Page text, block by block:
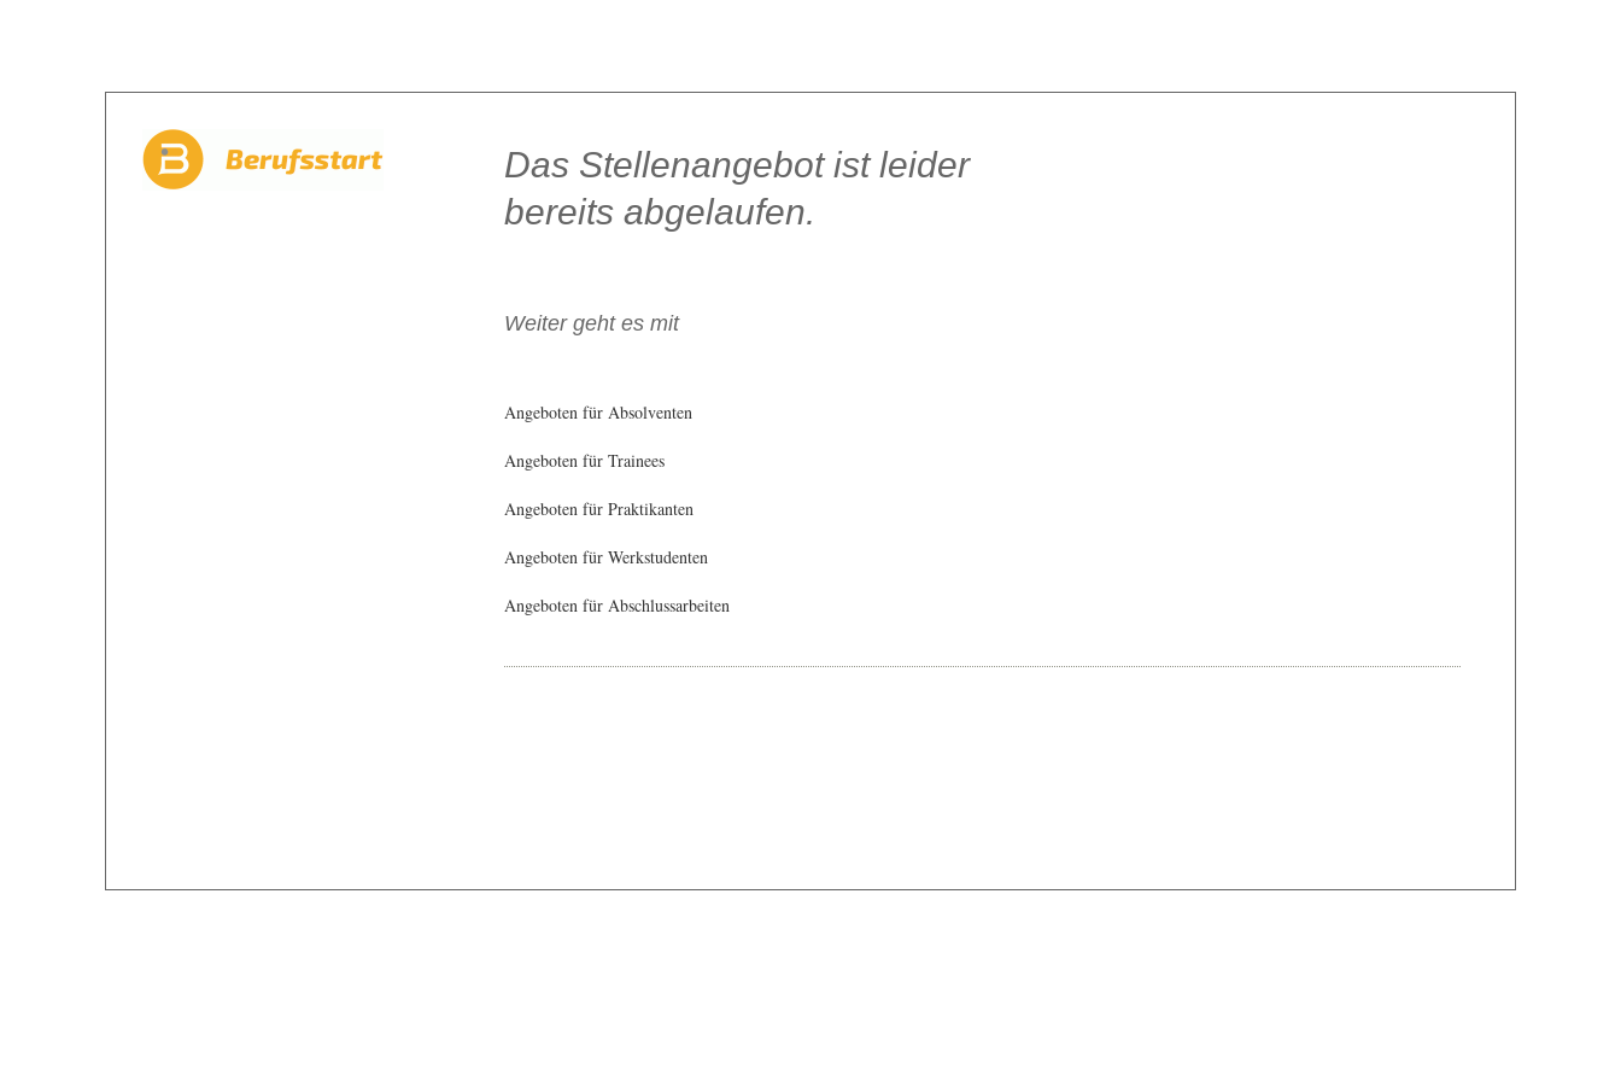
Das Stellenangebot ist leider
bereits abgelaufen.
Weiter geht es mit
Angeboten für Absolventen
Angeboten für Trainees
Angeboten für Praktikanten
Angeboten für Werkstudenten
Angeboten für Abschlussarbeiten